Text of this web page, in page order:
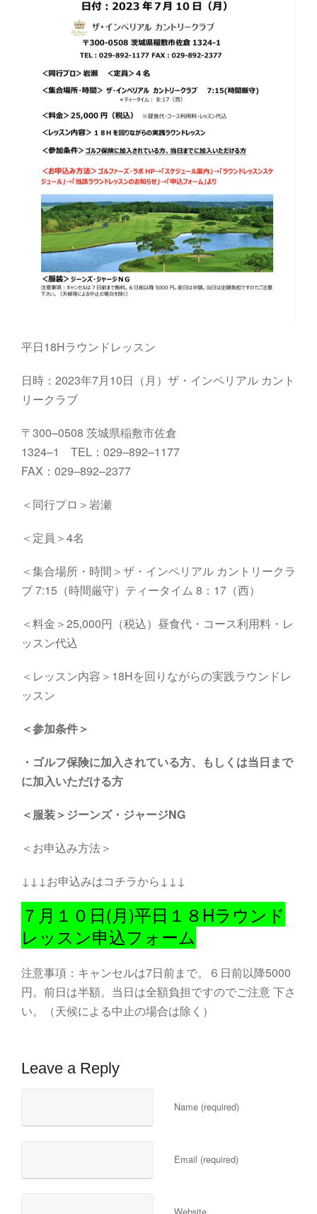
平日18Hラウンドレッスン
日時：2023年7月10日（月）ザ・インペリアル カント
リークラブ
〒300–0508 茨城県稲敷市佐倉
1324–1 TEL ： 029–892–1177
FAX ： 029–892–2377
＜同行プロ＞岩瀬
＜定員＞4名
＜集合場所・時間＞ザ・インペリアル カントリークラ
ブ 7:15（時間厳守）ティータイム 8：17（西）
＜料金＞25,000円（税込）昼食代・コース利用料・レ
ッスン代込
＜レッスン内容＞18Hを回りながらの実践ラウンドレ
ッスン
＜参加条件＞
・ ゴルフ保険に加入されている方、もしくは当日まで
に加入いただける方
＜服装＞ジーンズ・ジャージNG
＜お申込み方法＞
↓↓↓お申込みはコチラから↓↓↓
７月１０日(月)平日１８Hラウンド
レッスン申込フォーム
注意事項：キャンセルは7日前まで。６日前以降5000
円。前日は半額。当日は全額負担ですのでご注意 下さ
い。（天候による中止の場合は除く）
Leave a Reply
Name (required)
Email (required)